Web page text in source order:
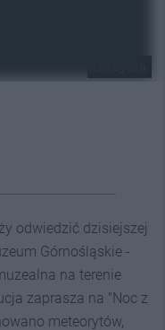
odwiedzić dzisiejszej
Górnośląskie -
na terenie
zaprasza na "Noc z
meteorytów,